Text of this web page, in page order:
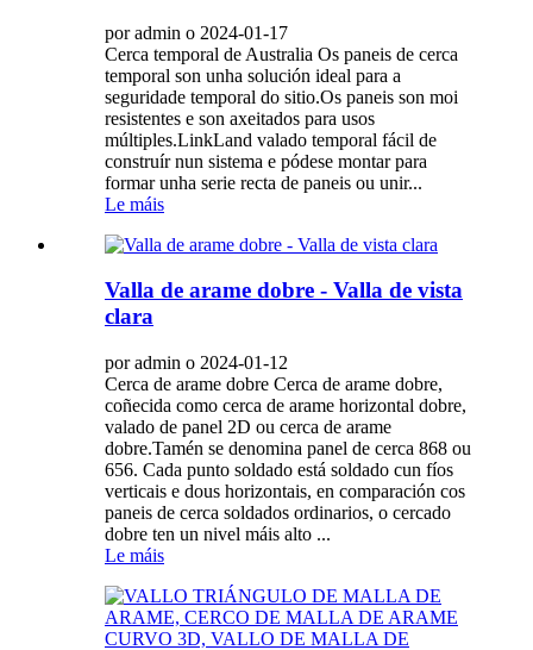
por admin o 2024-01-17
Cerca temporal de Australia Os paneis de cerca
temporal son unha solución ideal para a
seguridade temporal do sitio.Os paneis son moi
resistentes e son axeitados para usos
múltiples.LinkLand valado temporal fácil de
construír nun sistema e pódese montar para
formar unha serie recta de paneis ou unir...
Le máis
Valla de arame dobre - Valla de vista
clara
por admin o 2024-01-12
Cerca de arame dobre Cerca de arame dobre,
coñecida como cerca de arame horizontal dobre,
valado de panel 2D ou cerca de arame
dobre.Tamén se denomina panel de cerca 868 ou
656. Cada punto soldado está soldado cun fíos
verticais e dous horizontais, en comparación cos
paneis de cerca soldados ordinarios, o cercado
dobre ten un nivel máis alto ...
Le máis